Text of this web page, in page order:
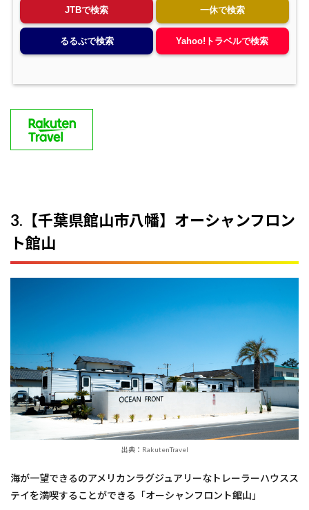
JTBで検索 一休で検索
るるぶで検索 Yahoo!トラベルで検索
3.【千葉県館山市八幡】オーシャンフロン
ト館山
出典：RakutenTravel
海が一望できるのアメリカンラグジュアリーなトレーラーハウスス
テイを満喫することができる「オーシャンフロント館山」